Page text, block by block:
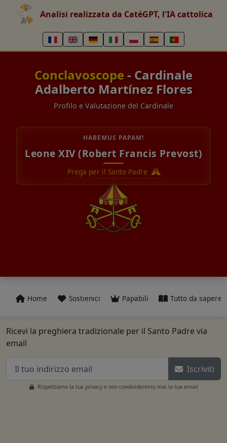
Analisi realizzata da CatéGPT, l'IA cattolica
Conclavoscope - Cardinale
Adalberto Martínez Flores
Profilo e Valutazione del Cardinale
HABEMUS PAPAM!
Leone XIV (Robert Francis Prevost)
Prega per il Santo Padre
Home Sostienici Papabili Tutto da sapere
Ricevi la preghiera tradizionale per il Santo Padre via
email
Iscriviti
Rispettiamo la tua privacy e non condivideremo mai la tua email